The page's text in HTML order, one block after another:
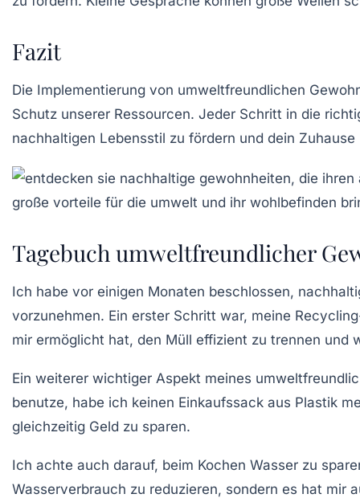
Fazit
Die Implementierung von umweltfreundlichen
Schutz unserer Ressourcen. Jeder Schritt in die
nachhaltigen Lebensstil zu fördern und dein
Tagebuch umweltfreundlicher
Ich habe vor einigen Monaten beschlossen,
vorzunehmen. Ein erster Schritt war, meine
mir ermöglicht hat, den Müll effizient zu trennen und
Ein weiterer wichtiger Aspekt meines
benutze, habe ich keinen Einkaufssack aus Plastik
gleichzeitig Geld zu sparen.
Ich achte auch darauf, beim Kochen Wasser zu
Wasserverbrauch zu reduzieren, sondern es hat mir